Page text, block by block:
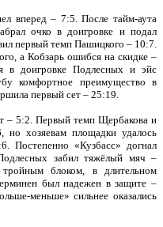
вперед – 7:5. После тайм-аута
очко в доигровке и подал
первый темп Пашицкого – 10:7.
а Кобзарь ошибся на скидке –
в доигровке Подлесных и эйс
комфортное преимущество в
первый сет – 25:19.
– 5:2. Первый темп Щербакова и
но хозяевам площадки удалось
Постепенно «Кузбасс» догнал
забил тяжёлый мяч –
блоком, в длительном
был надежен в защите –
меньше» сильнее оказались